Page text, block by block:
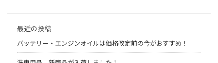
最近の投稿
バッテリー・エンジンオイルは価格改定前の今がおすすめ！